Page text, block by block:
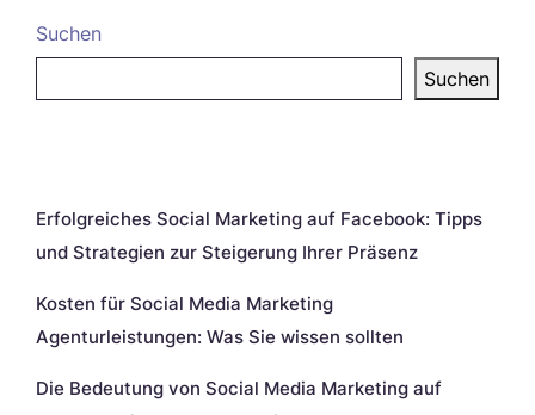
Suchen
Suchen
Erfolgreiches Social Marketing auf Facebook: Tipps
und Strategien zur Steigerung Ihrer Präsenz
Kosten für Social Media Marketing
Agenturleistungen: Was Sie wissen sollten
Die Bedeutung von Social Media Marketing auf